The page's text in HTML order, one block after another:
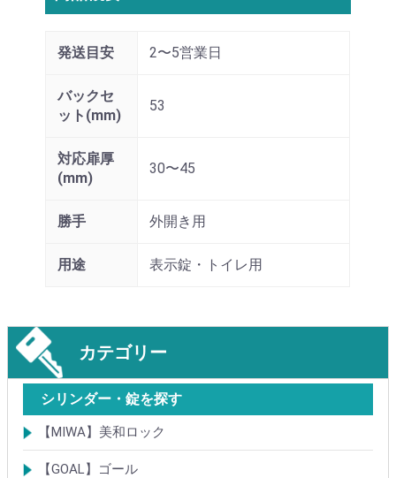
発送目安 2〜5営業日
バックセ
ット(mm)
53
対応扉厚
(mm)
30〜45
勝手 外開き用
用途 表示錠・トイレ用
カテゴリー
シリンダー・錠を探す
【MIWA】美和ロック
シリンダー
レバーハンドル錠
ケースロック
モノロック
本締錠
引戸錠
引違戸錠
ガラス扉錠
補助錠
グレモン錠
自動施錠錠
面付錠
内部錠
プッシュプル錠
キーレス錠
インダストリアルロック・カムロック
ポスト錠
ハンドル
サムターン
フロントプレート
ストライク
樹脂カバー・非常カバー
交換・補修錠前
交換・補修部材
M品番特殊錠(Kシリーズ)
その他
【GOAL】ゴール